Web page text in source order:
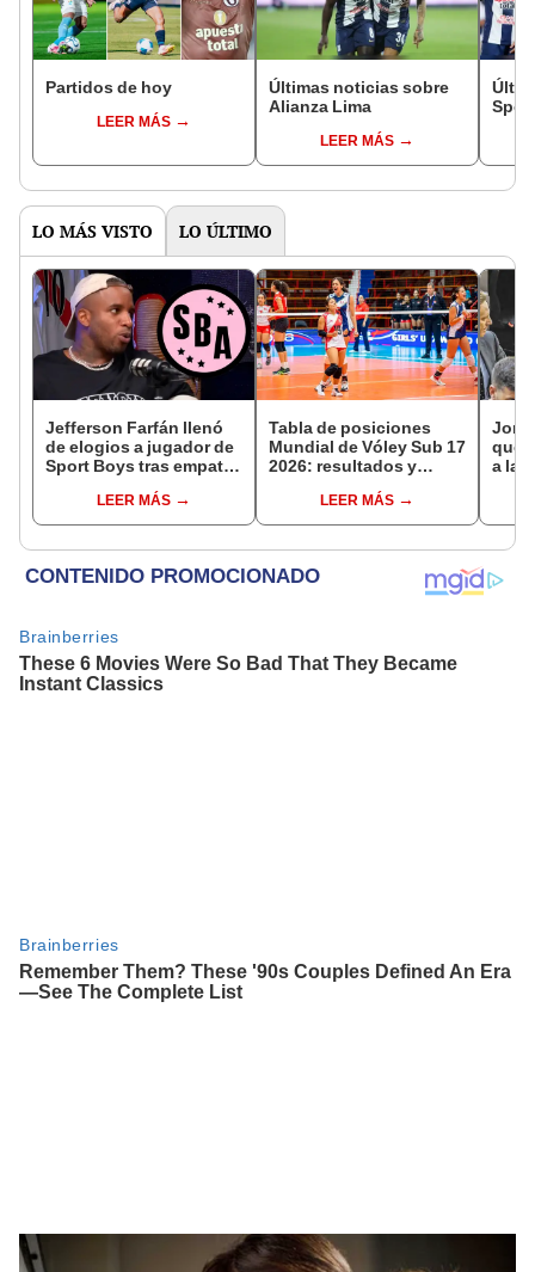
Partidos de hoy
LEER MÁS
Últimas noticias sobre
Alianza Lima
LEER MÁS
LO MÁS VISTO LO ÚLTIMO
Jefferson Farfán llenó
de elogios a jugador de
Sport Boys tras empate
"Ojalá puedas volver
pronto a tu casa"
LEER MÁS
Tabla de posiciones
Mundial de Vóley Sub 17
2026: resultados y
de gruposLEER MÁS
que
a la